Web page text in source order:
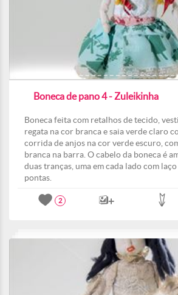
Boneca de pano 4 - Zuleikinha
Boneca feita com retalhos de tecido,
regata na cor branca e saia verde claro
corrida de anjos na cor verde escuro,
branca na barra. O cabelo da boneca é
duas tranças, uma em cada lado com
pontas.
2